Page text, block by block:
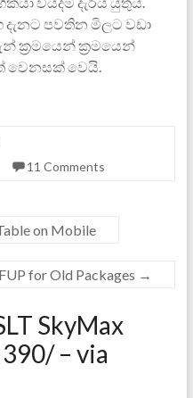
දැනට පවතින මිලට වඩා
ක්‍රමයෙන් ක්‍රමයෙන්
වෙනසක් වෙයි.
11 Comments
on Mobile
for Old Packages →
SkyMax
– via